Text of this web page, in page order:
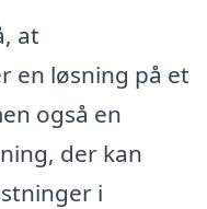
at
en løsning på et
også en
der kan
i